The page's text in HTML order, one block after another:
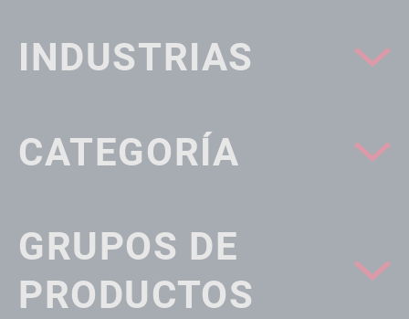
INDUSTRIAS
CATEGORÍA
GRUPOS DE
PRODUCTOS